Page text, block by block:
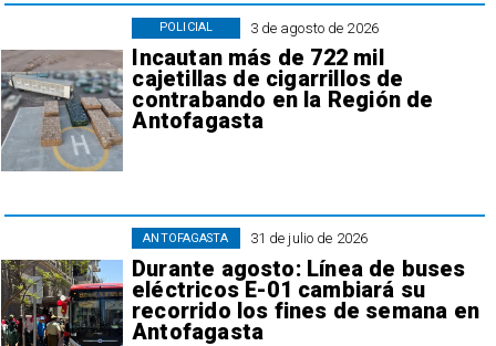
3 de agosto de 2026
Incautan más de 722 mil
cajetillas de cigarrillos de
contrabando en la Región de
Antofagasta
POLICIAL
31 de julio de 2026
Durante agosto: Línea de buses
eléctricos E-01 cambiará su
recorrido los fines de semana en
Antofagasta
ANTOFAGASTA